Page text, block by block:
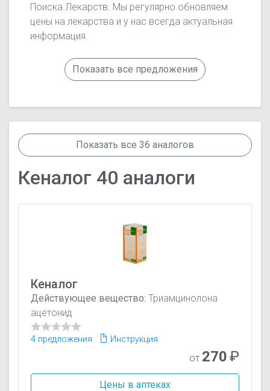
Поиска Лекарств. Мы регулярно обновляем
цены на лекарства и у нас всегда актуальная
информация.
Показать все предложения
Показать все 36 аналогов
Кеналог 40 аналоги
Кеналог
Действующее вещество: Триамцинолона
ацетонид
4 предложения Инструкция
от 270₽
Цены в аптеках